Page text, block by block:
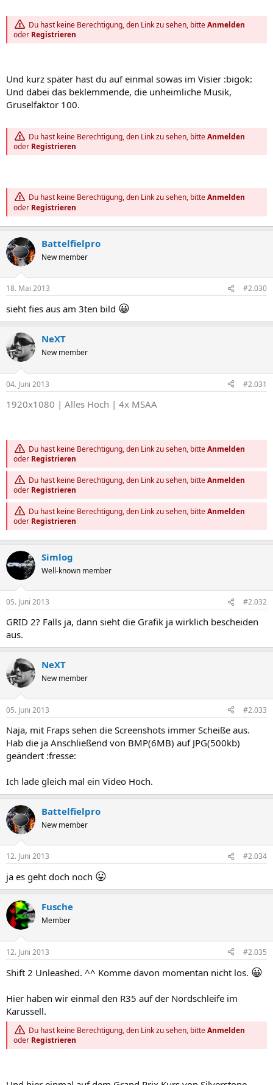
Du hast keine Berechtigung, den Link zu sehen, bitteAnmelden
oder Registrieren
Und kurz später hast du auf einmal sowas im Visier :bigok:
Und dabei das beklemmende, die unheimliche Musik,
Gruselfaktor 100.
Du hast keine Berechtigung, den Link zu sehen, bitteAnmelden
oder Registrieren
Du hast keine Berechtigung, den Link zu sehen, bitteAnmelden
oder Registrieren
Battelfielpro
New member
18. Mai 2013 #2.030
sieht fies aus am 3ten bild 😀
NeXT
New member
04. Juni 2013 #2.031
1920x1080 | Alles Hoch | 4x MSAA
Du hast keine Berechtigung, den Link zu sehen, bitteAnmelden
oder Registrieren
Du hast keine Berechtigung, den Link zu sehen, bitteAnmelden
oder Registrieren
Du hast keine Berechtigung, den Link zu sehen, bitteAnmelden
oder Registrieren
Simlog
Well-known member
05. Juni 2013 #2.032
GRID 2? Falls ja, dann sieht die Grafik ja wirklich bescheiden
aus.
NeXT
New member
05. Juni 2013 #2.033
Naja, mit Fraps sehen die Screenshots immer Scheiße aus.
Hab die ja Anschließend von BMP(6MB) auf JPG(500kb)
geändert :fresse:
Ich lade gleich mal ein Video Hoch.
Battelfielpro
New member
12. Juni 2013 #2.034
ja es geht doch noch 😛
Fusche
Member
12. Juni 2013 #2.035
Shift 2 Unleashed. ^^ Komme davon momentan nicht los. 😀
Hier haben wir einmal den R35 auf der Nordschleife im
Karussell.
Du hast keine Berechtigung, den Link zu sehen, bitteAnmelden
oder Registrieren